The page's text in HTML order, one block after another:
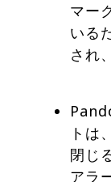
マー
いる
され
トは
閉じ
アラ